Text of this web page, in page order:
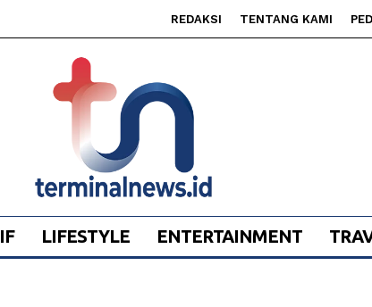
REDAKSI TENTANG KAMI
LIFESTYLE ENTERTAINMENT